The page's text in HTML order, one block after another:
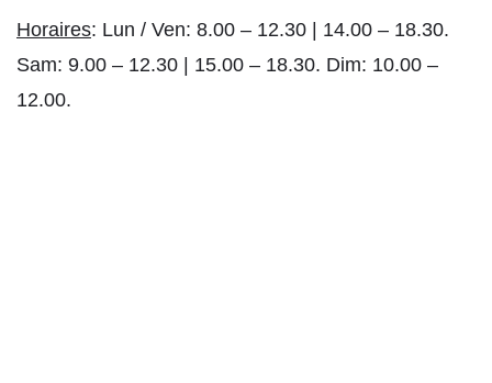
Horaires: Lun / Ven: 8.00 – 12.30 | 14.00 – 18.30.
Sam: 9.00 – 12.30 | 15.00 – 18.30. Dim: 10.00 –
12.00.